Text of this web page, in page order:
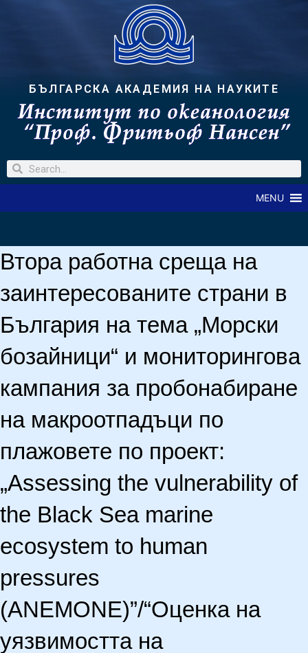
БЪЛГАРСКА АКАДЕМИЯ НА НАУКИТЕ
MENU
Втора работна среща на
заинтересованите страни в
България на тема „Морски
бозайници“ и мониторингова
кампания за пробонабиране
на макроотпадъци по
плажовете по проект:
„Assessing the vulnerability of
the Black Sea marine
ecosystem to human
pressures
(ANEMONE)”/“Оценка на
уязвимостта на